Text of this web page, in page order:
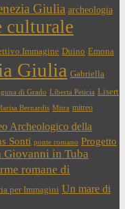
Giulia archeologia
culturale
Immagine Duino Emona
Giulia Gabriella
di Grado Liberta Peticia Lisert
Bernardis Mitra mitreo
Archeologico della
Sonti ponte romano Progetto
Giovanni in Tuba
romane di
per Immagini Un mare di